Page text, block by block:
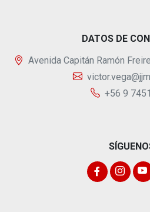
DATOS DE
Avenida Capitán Ramón
+56 9